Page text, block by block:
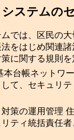
ステムの
では、区民の
をはじめ関連
に関する規則
本台帳ネットワ
て、セキュリ
策の運用管理
ティ統括責任